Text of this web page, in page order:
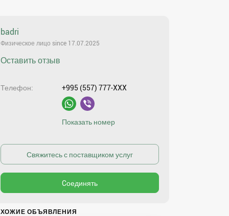
badri
Физическое лицо since 17.07.2025
Оставить отзыв
Телефон +995 (557) 777-XXX
Показать номер
ОБЪЯВЛЕНИЯ